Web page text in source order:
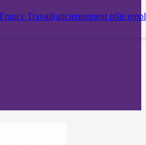
Travail(anciennement pôle